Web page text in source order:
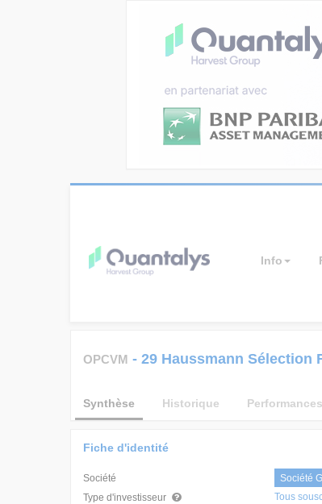
Info
OPCVM - 29 Haussmann Sélection
Synthèse Historique Performances
Fiche d'identité
Société
Société
Type d'investisseur
Tous